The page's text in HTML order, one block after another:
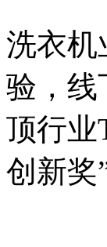
洗衣机
验，线
顶行业
创新奖”